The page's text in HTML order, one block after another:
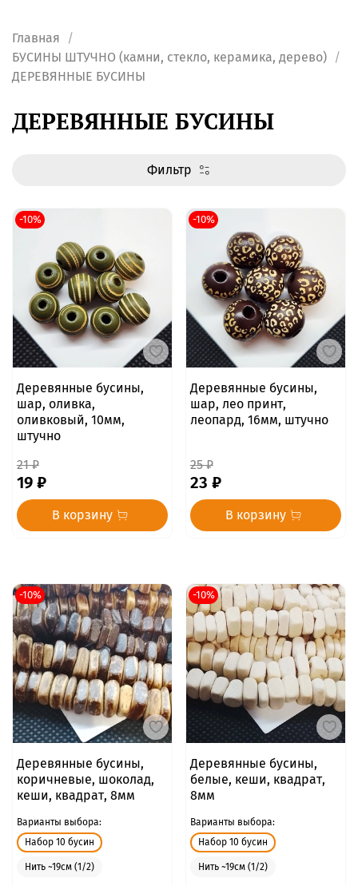
Главная
БУСИНЫ ШТУЧНО (камни, стекло, керамика, дерево)
ДЕРЕВЯННЫЕ БУСИНЫ
ДЕРЕВЯННЫЕ БУСИНЫ
-10%
Деревянные бусины,
шар, оливка,
оливковый, 10мм,
штучно
21 ₽
19 ₽
В корзину
-10%
Деревянные бусины,
шар, лео принт,
леопард, 16мм, штучно
25 ₽
23 ₽
В корзину
-10%
Деревянные бусины,
коричневые, шоколад,
кеши, квадрат, 8мм
Варианты выбора:
Набор 10 бусин
Нить ~19см (1/2)
-10%
Деревянные бусины,
белые, кеши, квадрат,
8мм
Варианты выбора:
Набор 10 бусин
Нить ~19см (1/2)
Фильтр